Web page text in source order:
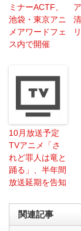
ミナーACTF、
池袋・東京アニ
メアワードフェ
ス内で開催
10月放送予定
TVアニメ「さ
れど罪人は竜と
踊る」、半年間
放送延期を告知
関連記事